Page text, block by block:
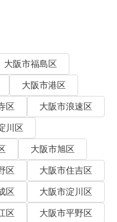
大阪市福島区
大阪市港区
区
大阪市浪速区
川区
大阪市旭区
区
大阪市住吉区
区
大阪市淀川区
区
大阪市平野区